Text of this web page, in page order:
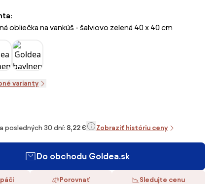
obliečka na vankúš - šalviovo zelená 40 x 40 cm
varianty
posledných 30 dní: 8,22 € Zobraziť históriu ceny
Do obchodu Goldea.sk
páči Porovnať Sledujte cenu